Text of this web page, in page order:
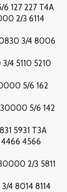
6 127 227 T4A
2/3 6114
3/4 8006
4 5110 5210
5/6 162
30000 5/6 142
5931 T3A
4466 4566
2/3 5811
4 8014 8114